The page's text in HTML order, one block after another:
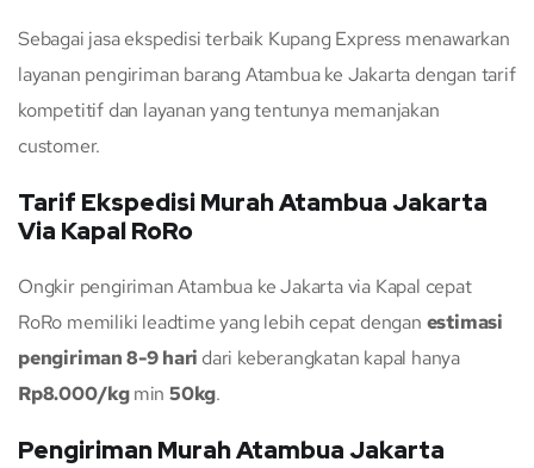
Sebagai jasa ekspedisi terbaik Kupang Express menawarkan
layanan pengiriman barang Atambua ke Jakarta dengan tarif
kompetitif dan layanan yang tentunya memanjakan
customer.
Tarif Ekspedisi Murah Atambua Jakarta
Via Kapal RoRo
Ongkir pengiriman Atambua ke Jakarta via Kapal cepat
RoRo memiliki leadtime yang lebih cepat dengan estimasi
pengiriman 8-9 hari dari keberangkatan kapal hanya
Rp8.000/kgmin50kg.
Pengiriman Murah Atambua Jakarta